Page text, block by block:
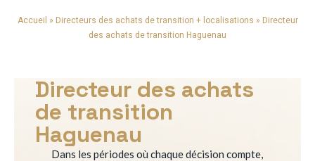
Accueil » Directeurs des achats de transition + localisations » Directeur
des achats de transition Haguenau
Directeur des achats
de transition
Haguenau
Dans les périodes où chaque décision compte,